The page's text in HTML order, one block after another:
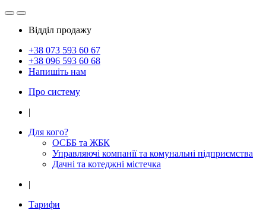
Відділ продажу
+38 073 593 60 67
+38 096 593 60 68
Напишіть нам
Про систему
|
Для кого?
ОСББ та ЖБК
Управляючі компанії та комунальні підприємства
Дачнi та котеджні мiстечка
|
Тарифи